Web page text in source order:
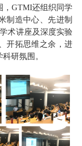
GTMI还组织同学
制造中心、先进制
术讲座及深度实验
开拓思维之余，进
研氛围。